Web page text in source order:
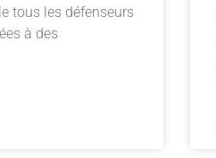
tous les défenseurs
à des